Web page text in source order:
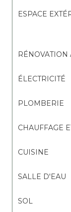
ESPACE
RÉNOVATION
ÉLECTRICITÉ
PLOMBERIE
CHAUFFAGE
CUISINE
SALLE D'EAU
SOL